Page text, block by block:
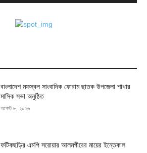
বাংলাদেশ মফস্বল সাংবাদিক ফোরাম ছাতক উপজেলা শাখার
মাসিক সভা অনুষ্ঠিত
আগস্ট ৮, ২০২৬
ফটিকছড়ির এমপি সরোয়ার আলমগীরের মায়ের ইন্তেকাল